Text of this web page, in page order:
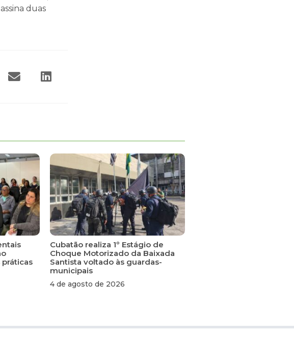
duas
Cubatão realiza 1º Estágio de
Choque Motorizado da Baixada
Santista voltado às guardas-
municipais
4 de agosto de 2026